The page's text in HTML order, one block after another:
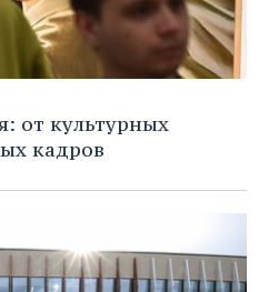
от культурных
кадров